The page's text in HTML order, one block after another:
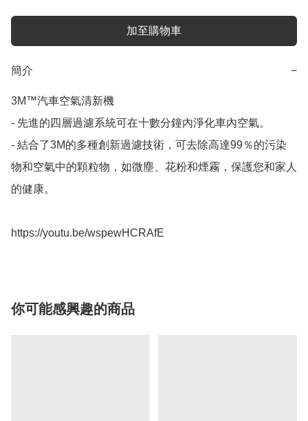
加至購物車
簡介 −
3M™汽車空氣清新機
- 先進的四層過濾系統可在十數分鐘內淨化車內空氣。
- 結合了3M的多種創新過濾技術，可去除高達99％的污染
物和空氣中的顆粒物，如微塵、花粉和煙霧，保護您和家人
的健康。
https://youtu.be/wspewHCRAfE
你可能感興趣的商品